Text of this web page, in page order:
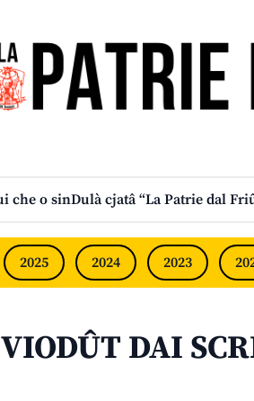
che o sinDulà cjatâ “La Patrie dal
2025 2024 2023
DAI